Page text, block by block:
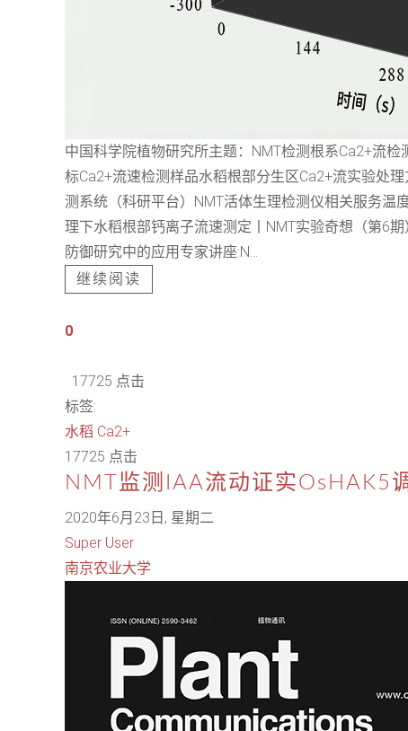
中国科学院植物研究所主题：NMT检测根系Ca2+流
标Ca2+流速检测样品水稻根部分生区Ca2+流实验处
测系统（科研平台）NMT活体生理检测仪相关服务温
理下水稻根部钙离子流速测定丨NMT实验奇想（第6
防御研究中的应用专家讲座:N...
继续阅读
0
17725 点击
标签:
水稻 Ca2+
17725 点击
NMT监测IAA流动证实OsHAK5
2020年6月23日, 星期二
Super User
南京农业大学